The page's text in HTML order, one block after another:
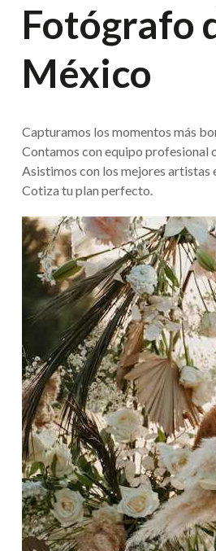
Fotógrafo
México
Capturamos los momentos más
Contamos con equipo profesional
Asistimos con los mejores
Cotiza tu plan perfecto.